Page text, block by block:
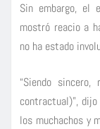
Sin embargo, el
mostró reacio a
no ha estado
“Siendo
contractual)”,
los muchachos y